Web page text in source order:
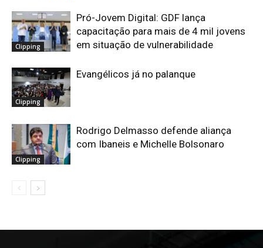
Clipping
Pró-Jovem Digital: GDF lança
capacitação para mais de 4 mil jovens
em situação de vulnerabilidade
Clipping
Evangélicos já no palanque
Clipping
Rodrigo Delmasso defende aliança
com Ibaneis e Michelle Bolsonaro